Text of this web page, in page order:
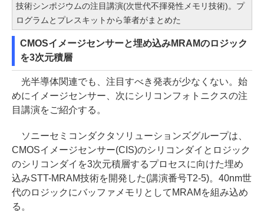
技術シンポジウムの注目講演(次世代不揮発性メモリ技術)。プ
ログラムとプレスキットから筆者がまとめた
CMOSイメージセンサーと埋め込みMRAMのロジック
を3次元積層
光半導体関連でも、注目すべき発表が少なくない。始
めにイメージセンサー、次にシリコンフォトニクスの注
目講演をご紹介する。
ソニーセミコンダクタソリューションズグループは、
CMOSイメージセンサー(CIS)のシリコンダイとロジック
のシリコンダイを3次元積層するプロセスに向けた埋め
込みSTT-MRAM技術を開発した(講演番号T2-5)。40nm世
代のロジックにバッファメモリとしてMRAMを組み込め
る。